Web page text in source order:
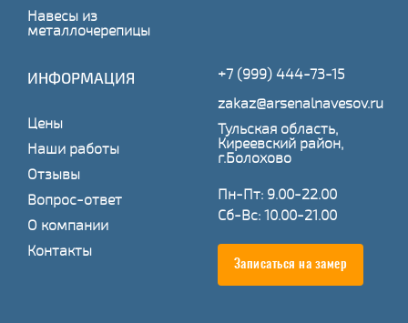
Навесы из
металлочерепицы
ИНФОРМАЦИЯ
Цены
Наши работы
Отзывы
Вопрос-ответ
О компании
Контакты
+7 (999) 444-73-15
zakaz@arsenalnavesov.ru
Тульская область,
Киреевский район,
г.Болохово
Пн-Пт: 9.00-22.00
Сб-Вс: 10.00-21.00
Записаться на замер